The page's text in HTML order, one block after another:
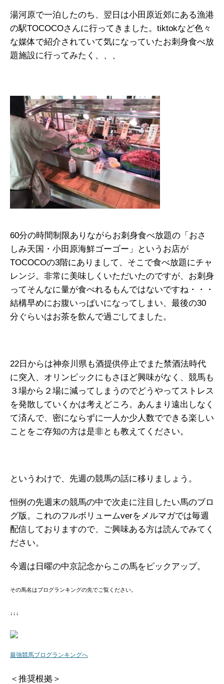
湯河原で一泊したのち、翌日は小田原近郊にある漁港
の駅TOCOCOさんに行ってきました。tiktokなど色々
な媒体で紹介されていて気になっていたお刺身食べ放
題施設に行ってみたく、、、
60分の時間制限ありながらお刺身食べ放題の「おさ
しみ天国・小田原海鮮ゴーゴー」というお店が
TOCOCOの3階にありまして、そこで食べ放題にチャ
レンジ。非常に美味しくいただいたのですが、お刺身
ってそんなに量が食べれるもんではないですね・・・
結構早めにお腹いっぱいになってしまい、最後の30
分ぐらいはお茶を飲んで過ごしてました。
22日からは神奈川県も酒提供停止でまた禁酒法時代
に突入、オリンピックにもさほど興味がなく、競馬も
３場から２場に減ってしまうのでどうやってストレス
を発散していくかは考えどころ。あんまり遠出しなく
て済んで、密にならずに一人か少人数でできる楽しい
ことをご存知の方は是非とも教えてください。
というわけで、先週の競馬の話に移りましょう。
恒例の先週末の競馬の中で次走に注目したい馬のブロ
グ版。これのフルボリュームverをメルマガでは毎週
配信しておりますので、ご興味ある方は読んでみてく
ださい。
今週は日曜の中京記念からこの馬をピックアップ。
その馬名はブログランキングの先でご覧ください。
↓↓↓
最強競馬ブログランキングへ
＜推奨根拠＞